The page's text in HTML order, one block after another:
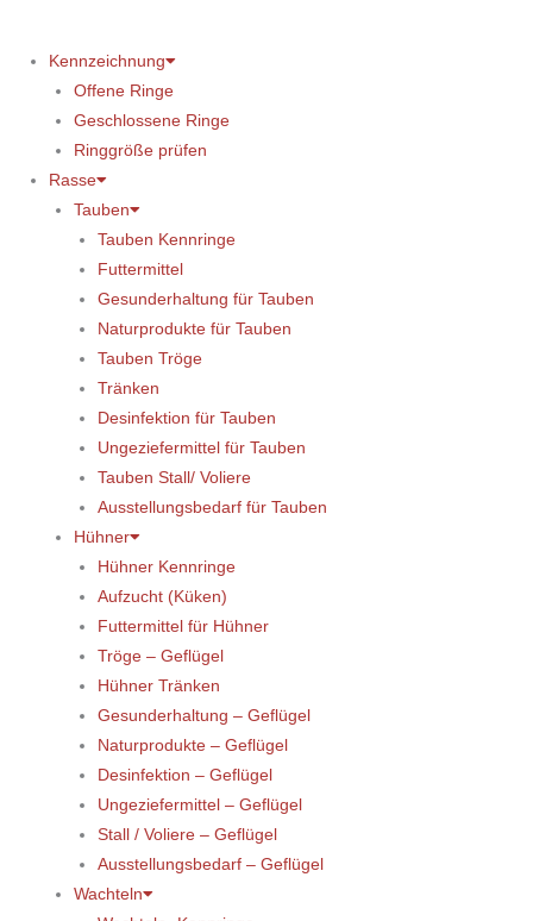
Kennzeichnung
Offene Ringe
Geschlossene Ringe
Ringgröße prüfen
Rasse
Tauben
Tauben Kennringe
Futtermittel
Gesunderhaltung für Tauben
Naturprodukte für Tauben
Tauben Tröge
Tränken
Desinfektion für Tauben
Ungeziefermittel für Tauben
Tauben Stall/ Voliere
Ausstellungsbedarf für Tauben
Hühner
Hühner Kennringe
Aufzucht (Küken)
Futtermittel für Hühner
Tröge – Geflügel
Hühner Tränken
Gesunderhaltung – Geflügel
Naturprodukte – Geflügel
Desinfektion – Geflügel
Ungeziefermittel – Geflügel
Stall / Voliere – Geflügel
Ausstellungsbedarf – Geflügel
Wachteln